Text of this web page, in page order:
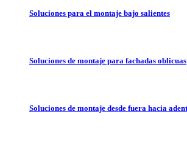
Soluciones para el montaje bajo salientes
Soluciones de montaje para fachadas oblicuas
Soluciones de montaje desde fuera hacia